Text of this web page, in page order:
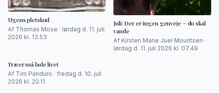
Ugens pletskud
Af Thomas Mose · lørdag d. 11. juli
2026 kl. 13.53
Juli: Der er ingen genveje – du skal
vande
Af Kirsten Marie Juel Mouritsen ·
lørdag d. 11. juli 2026 kl. 07.49
Træer må lade livet
Af Tim Panduro · fredag d. 10. juli
2026 kl. 20.11